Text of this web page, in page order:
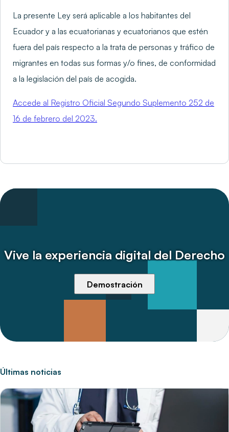
La presente Ley será aplicable a los habitantes del
Ecuador y a las ecuatorianas y ecuatorianos que estén
fuera del país respecto a la trata de personas y tráfico de
migrantes en todas sus formas y/o fines, de conformidad
a la legislación del país de acogida.
Accede al Registro Oficial Segundo Suplemento 252 de
16 de febrero del 2023.
Vive la experiencia digital del Derecho
Demostración
Últimas noticias